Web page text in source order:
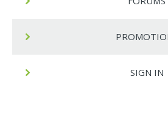
SIGN IN